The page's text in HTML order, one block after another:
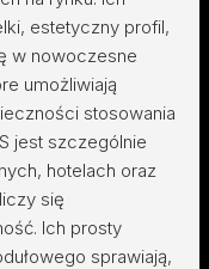
estetyczny profil,
w nowoczesne
umożliwiają
stosowania
jest szczególnie
hotelach oraz
się
Ich prosty
sprawiają,